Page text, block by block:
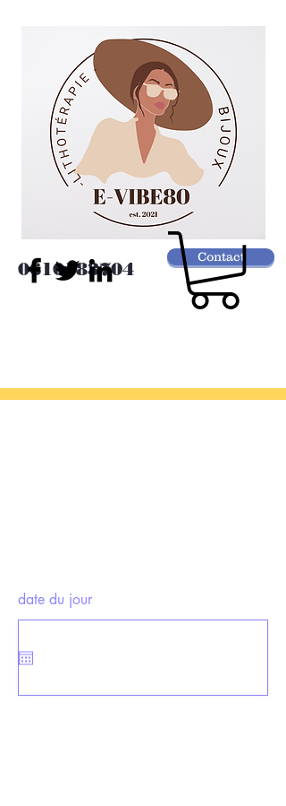
0610183704
Contact
date du jour